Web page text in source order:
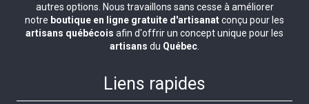
autres options. Nous travaillons sans cesse à améliorer
notre boutique en ligne gratuite d'artisanatconçu pour les
artisans québécois afin d'offrir un concept unique pour les
artisans du Québec
Liens rapides